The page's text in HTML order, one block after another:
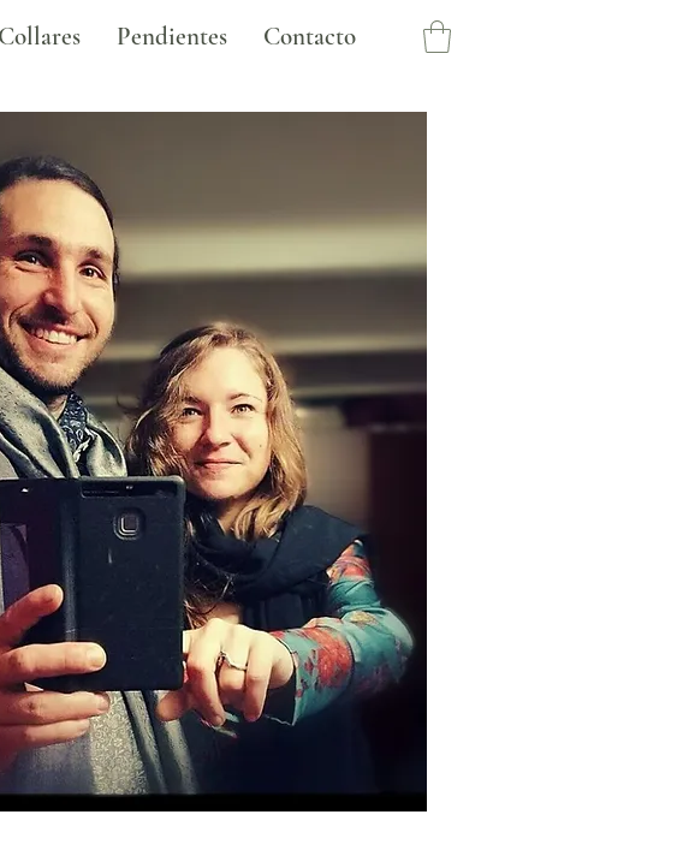
Collares Pendientes Contacto